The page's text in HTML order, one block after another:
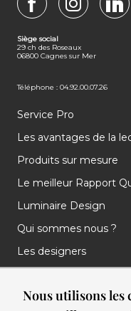
Nous utilisons
Siège social
29 ch des Roseaux
06800 Cagnes sur Mer
Téléphone : 04.92.00.07.26
Service Pro
Les avantages de la
Produits sur mesure
Le meilleur Rapport
Luminaire Design
Qui sommes nous ?
Les designers
Nos réalisations